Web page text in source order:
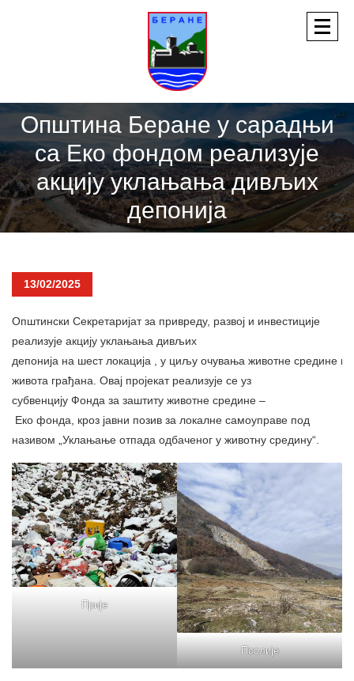
Општина Беране у сарадњи
са Еко фондом реализује
акцију уклањања дивљих
депонија
13/02/2025
Општински Секретаријат за привреду, развој и инвестиције
реализује акцију уклањања дивљих
депонија на шест локација , у циљу очувања животне средине и
живота грађана. Овај пројекат реализује се уз
субвенцију Фонда за заштиту животне средине –
Еко фонда, кроз јавни позив за локалне самоуправе под
називом „Уклањање отпада одбаченог у животну средину“.
Прије
Послије